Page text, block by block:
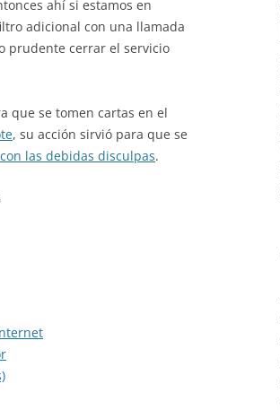
ahí si estamos en
adicional con una llamada
prudente cerrar el servicio
que se tomen cartas en el
, su acción sirvió para que se
las debidas disculpas.